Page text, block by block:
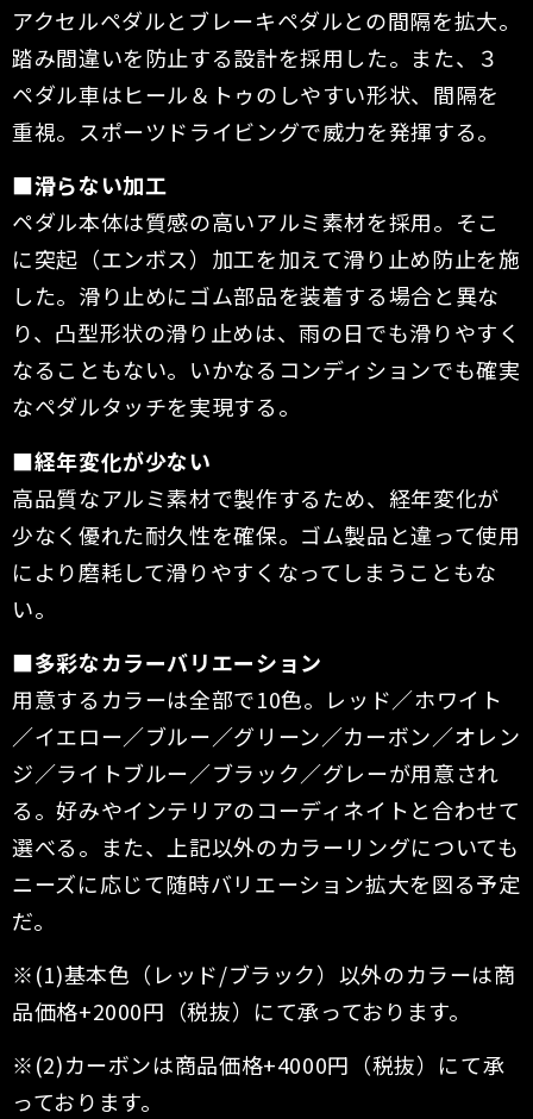
アクセルペダルとブレーキペダルとの間隔を拡大。
踏み間違いを防止する設計を採用した。また、３
ペダル車はヒール＆トゥのしやすい形状、間隔を
重視。スポーツドライビングで威力を発揮する。
■滑らない加工
ペダル本体は質感の高いアルミ素材を採用。そこ
に突起（エンボス）加工を加えて滑り止め防止を施
した。滑り止めにゴム部品を装着する場合と異な
り、凸型形状の滑り止めは、雨の日でも滑りやすく
なることもない。いかなるコンディションでも確実
なペダルタッチを実現する。
■経年変化が少ない
高品質なアルミ素材で製作するため、経年変化が
少なく優れた耐久性を確保。ゴム製品と違って使用
により磨耗して滑りやすくなってしまうこともな
い。
■多彩なカラーバリエーション
用意するカラーは全部で10色。レッド／ホワイト
／イエロー／ブルー／グリーン／カーボン／オレン
ジ／ライトブルー／ブラック／グレーが用意され
る。好みやインテリアのコーディネイトと合わせて
選べる。また、上記以外のカラーリングについても
ニーズに応じて随時バリエーション拡大を図る予定
だ。
※(1)基本色（レッド/ブラック）以外のカラーは商
品価格+2000円（税抜）にて承っております。
※(2)カーボンは商品価格+4000円（税抜）にて承
っております。